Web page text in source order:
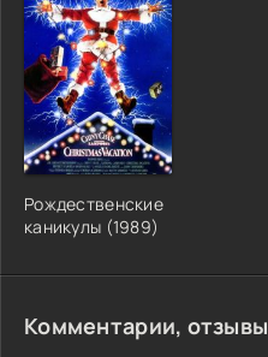
Рождественские
каникулы (1989)
Комментарии, отзывы